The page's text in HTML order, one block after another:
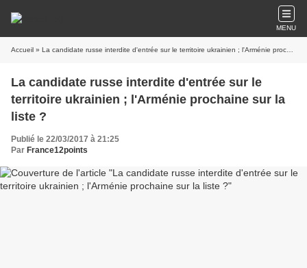
MENU
Accueil » La candidate russe interdite d'entrée sur le territoire ukrainien ; l'Arménie prochaine sur la liste ?
La candidate russe interdite d'entrée sur le
territoire ukrainien ; l'Arménie prochaine sur la
liste ?
Publié le 22/03/2017 à 21:25
Par France12points